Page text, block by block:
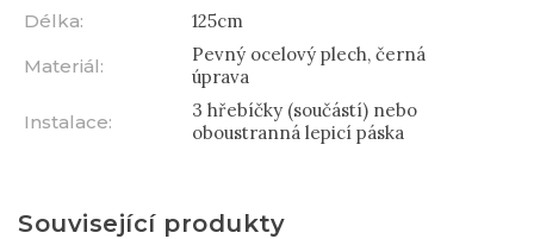
Délka:
125cm
Materiál:
Pevný ocelový plech, černá
úprava
Instalace:
3 hřebíčky (součástí) nebo
oboustranná lepicí páska
Související produkty